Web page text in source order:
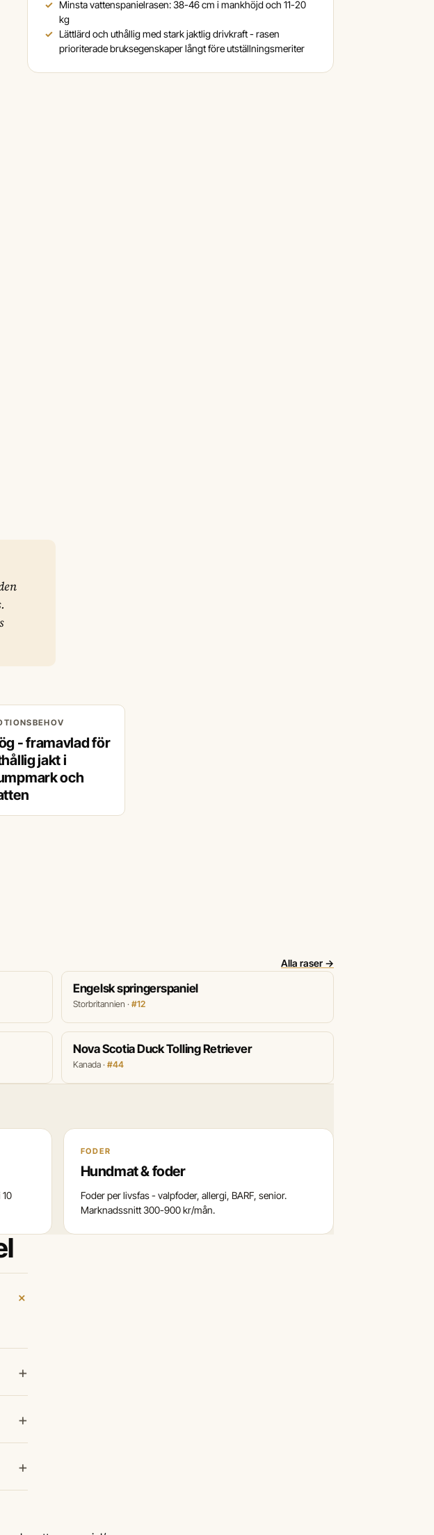
Minsta vattenspanielrasen: 38-46 cm i mankhöjd och 11-20
kg
Lättlärd och uthållig med stark jaktlig drivkraft - rasen
prioriterade bruksegenskaper långt före utställningsmeriter
- framavlad för
jakt i
och
Alla raser →
Engelsk springerspaniel
Storbritannien · #12
Nova Scotia Duck Tolling Retriever
Kanada · #44
FODER
Hundmat & foder
Foder per livsfas - valpfoder, allergi, BARF, senior.
Marknadssnitt 300-900 kr/mån.
+
+
+
+